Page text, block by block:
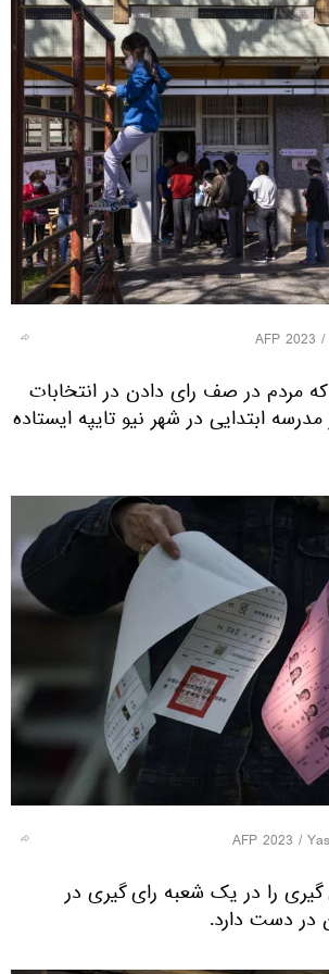
مردم در صف رای دادن در انتخابات
ابتدایی در شهر نیو تایپه ایستاده
را در یک شعبه رای گیری در
در دست دارد.